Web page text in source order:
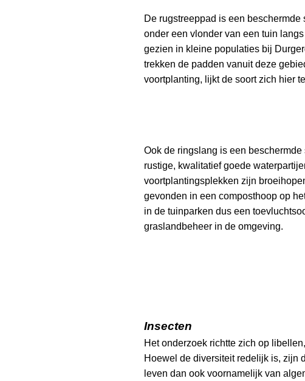
De rugstreeppad is een
onder een vlonder van een tuin
gezien in kleine populaties bij
trekken de padden vanuit deze
voortplanting, lijkt de soort zich hier
Ook de ringslang is een
rustige, kwalitatief goede
voortplantingsplekken zijn
gevonden in een composthoop op
in de tuinparken dus een
graslandbeheer in de omgeving.
Insecten
Het onderzoek richtte zich op
Hoewel de diversiteit redelijk is, zijn
leven dan ook voornamelijk van